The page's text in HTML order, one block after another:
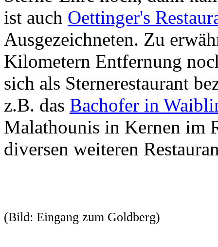
ist auch Oettinger's
Ausgezeichneten. Zu
Kilometern Entfernung
sich als Sternerestaurant
z.B. das Bachofer in
Malathounis in Kernen im
diversen weiteren
(Bild: Eingang zum Goldberg)